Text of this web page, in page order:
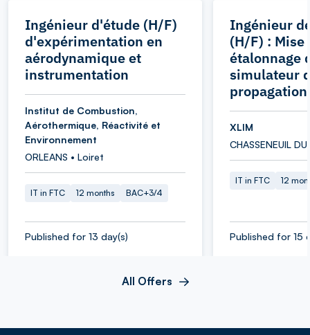
Ingénieur d'étude (H/F)
d'expérimentation en
aérodynamique et
instrumentation
Institut de Combustion,
Aérothermique, Réactivité et
Environnement
ORLEANS • Loiret
IT in FTC 12 months BAC+3/4
Published for 13 day(s)
Ingénieur
(H/F) :
étalonnage
simulateur
XLIM
CHASSENEUIL
IT in FTC 12
Published for 15
All Offers